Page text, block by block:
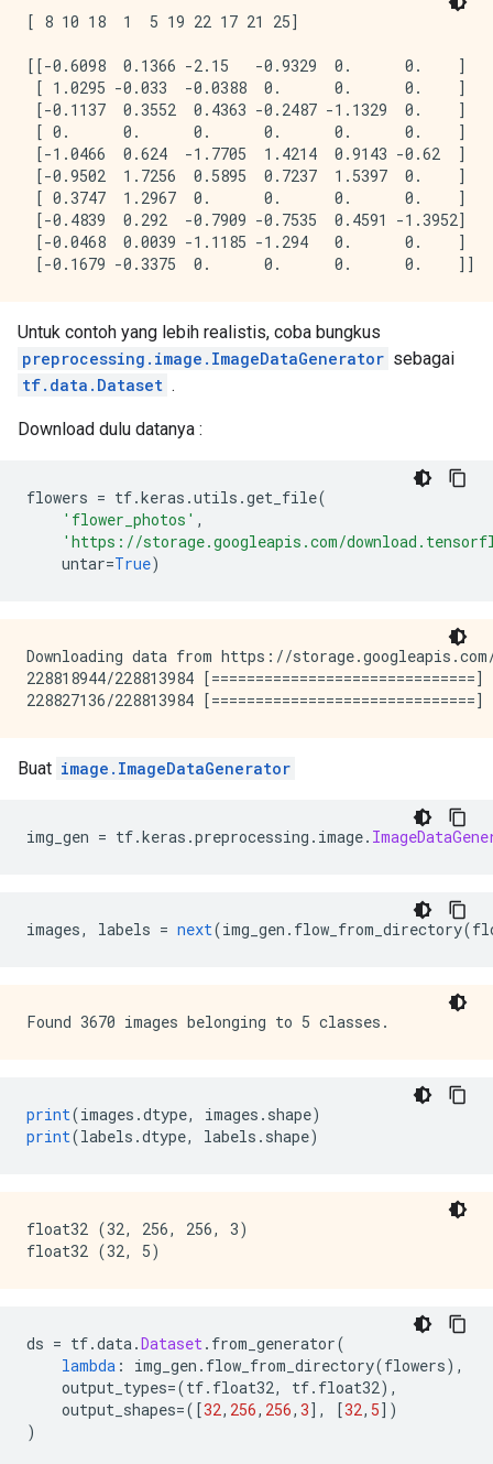
[ 8 10 18  1  5 19 22 17 21 25]
[[-0.6098  0.1366 -2.15   -0.9329  0.      0.    ]
[ 1.0295 -0.033  -0.0388  0.      0.      0.    ]
[-0.1137  0.3552  0.4363 -0.2487 -1.1329  0.    ]
[ 0.      0.      0.      0.      0.      0.    ]
[-1.0466  0.624  -1.7705  1.4214  0.9143 -0.62  ]
[-0.9502  1.7256  0.5895  0.7237  1.5397  0.    ]
[ 0.3747  1.2967  0.      0.      0.      0.    ]
[-0.4839  0.292  -0.7909 -0.7535  0.4591 -1.3952]
[-0.0468  0.0039 -1.1185 -1.294   0.      0.    ]
Untuk contoh yang lebih realistis, coba bungkus
preprocessing.image.ImageDataGenerator sebagai
tf.data.Dataset .
Download dulu datanya :
flowers = tf.keras .utils .get_file(
'flower_photos' ,
'https://storage.googleapis.com/
untar=True)
Downloading data from https://
228818944/228813984
Buat image.ImageDataGenerator
img_gen = tf.keras .preprocessing . image.
images, labels = next(img_gen . flow_from_directory(
print(images .dtype, images . shape)
print(labels .dtype, labels . shape)
float32 (32, 256, 256, 3)
ds = tf.data.Dataset. from_generator(
lambda : img_gen . flow_from_directory(flowers),
output_types=(tf. float32, tf. float32),
output_shapes=([32, 256, 256, 3], [32, 5])
)